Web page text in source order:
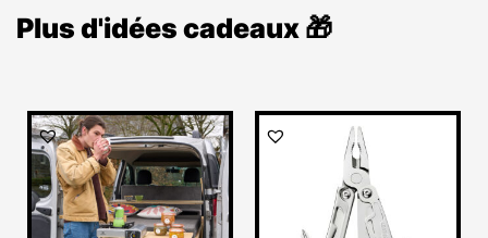
Plus d'idées cadeaux 🎁